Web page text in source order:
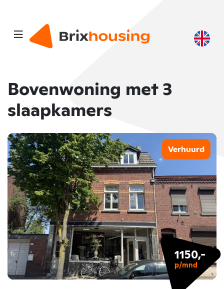
Bovenwoning met 3
slaapkamers
Verhuurd
1150,-
p/mnd